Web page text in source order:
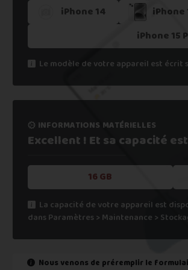
5. Recevoir mon paiement sous
Si vous ne trouvez pas une offre
Vous pouvez éventuellement nous
iPhone 14
iPhone
iPhone 15
Le modèle de votre appareil est écrit
informations matérielles
Excellent ! Et sa capacité
16 GB
La capacité de votre appareil est
dans Paramètres > Maintenance >
Nous venons de préremplir le